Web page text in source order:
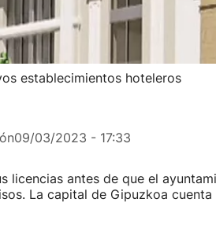
establecimientos hoteleros
09/03/2023 - 17:33
licencias antes de que el
La capital de Gipuzkoa